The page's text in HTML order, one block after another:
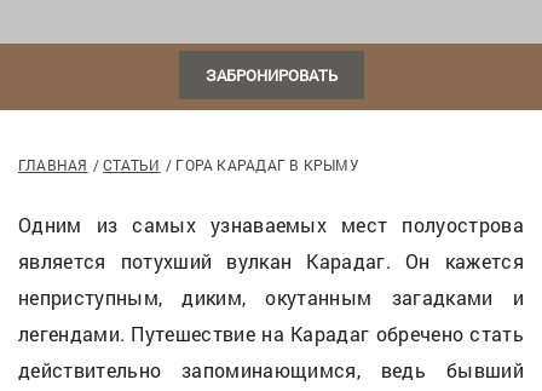
ЗАБРОНИРОВАТЬ
ГЛАВНАЯ СТАТЬИ ГОРА КАРАДАГ В КРЫМУ
Одним из самых узнаваемых мест полуострова
является потухший вулкан Карадаг. Он кажется
неприступным, диким, окутанным загадками и
легендами. Путешествие на Карадаг обречено стать
действительно запоминающимся, ведь бывший